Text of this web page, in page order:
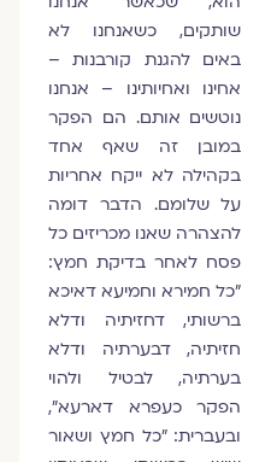
שותקים, כשאנחנו לא
באים להגנת קורבנות –
אחינו ואחיותינו – אנחנו
נוטשים אותם. הם הפקר
במובן זה שאף אחד
בקהילה לא ייקח אחריות
על שלומם. הדבר דומה
להצהרה שאנו מכריזים כל
פסח לאחר בדיקת חמץ:
"כל חמירא וחמיעא דאיכא
ברשותי, דחזיתיה ודלא
חזיתיה, דבערתיה ודלא
בערתיה, לבטיל ולהוי
הפקר כעפרא דארעא",
ובעברית: "כל חמץ ושאור